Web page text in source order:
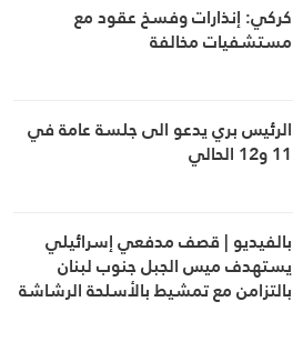
كركي: إنذارات وفسخ عقود مع
مستشفيات مخالفة
الرئيس بري يدعو الى جلسة عامة في
11 و12 الحالي
بالفيديو | قصف مدفعي إسرائيلي
يستهدف ميس الجبل جنوب لبنان
بالتزامن مع تمشيط بالأسلحة الرشاشة